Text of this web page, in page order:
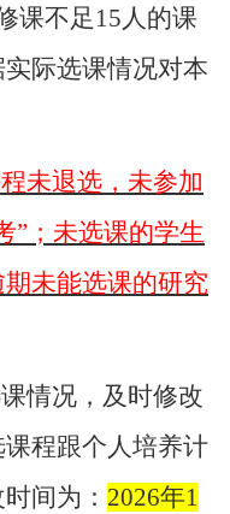
课不足 15人的课
际选课情况对本
未退选，未参加
”；未选课的学生
未能选课的研究
情况，及时修改
程跟个人培养计
间为： 2026年1